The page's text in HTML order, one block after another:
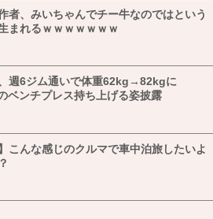
者、みいちゃんでチー牛なのではという
まれるｗｗｗｗｗｗｗ
週6ジム通いで体重62kg→82kgに
ベンチプレス持ち上げる姿披露
】こんな感じのクルマで車中泊旅したいよ